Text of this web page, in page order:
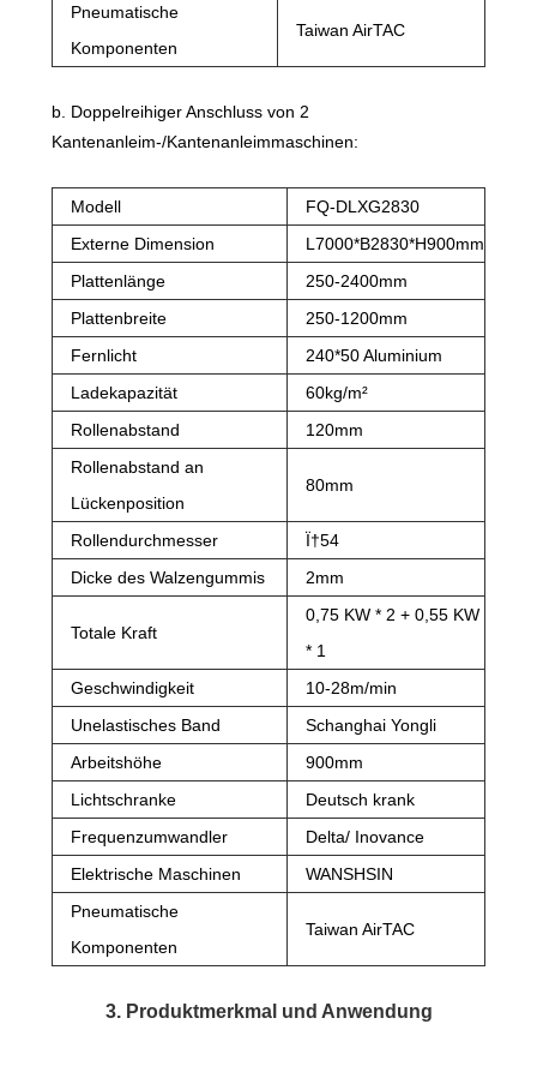
Pneumatische
Komponenten
Taiwan AirTAC
b. Doppelreihiger Anschluss von 2
Kantenanleim-/Kantenanleimmaschinen:
Modell
FQ-DLXG2830
Externe Dimension
L7000*B2830*H900mm
Plattenlänge
250-2400mm
Plattenbreite
250-1200mm
Fernlicht
240*50 Aluminium
Ladekapazität
60kg/m²
Rollenabstand
120mm
Rollenabstand an
Lückenposition
80mm
Rollendurchmesser
Ï†54
Dicke des Walzengummis
2mm
Totale Kraft
0,75 KW * 2 + 0,55 KW
* 1
Geschwindigkeit
10-28m/min
Unelastisches Band
Schanghai Yongli
Arbeitshöhe
900mm
Lichtschranke
Deutsch krank
Frequenzumwandler
Delta/ Inovance
Elektrische Maschinen
WANSHSIN
Pneumatische
Komponenten
Taiwan AirTAC
3. Produktmerkmal und Anwendung